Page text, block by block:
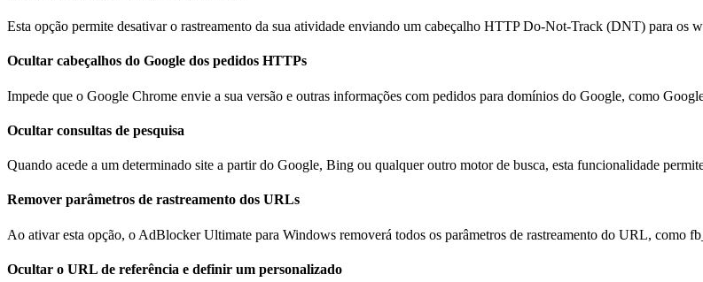
Esta opção permite desativar o rastreamento da sua atividade enviando um cabeçalho HTTP Do-Not-Track (DNT) para os
Ocultar cabeçalhos do Google dos pedidos HTTPs
Impede que o Google Chrome envie a sua versão e outras informações com pedidos para domínios do Google, como
Ocultar consultas de pesquisa
Quando acede a um determinado site a partir do Google, Bing ou qualquer outro motor de busca, esta funcionalidade
Remover parâmetros de rastreamento dos URLs
Ao ativar esta opção, o AdBlocker Ultimate para Windows removerá todos os parâmetros de rastreamento do URL, como
Ocultar o URL de referência e definir um personalizado